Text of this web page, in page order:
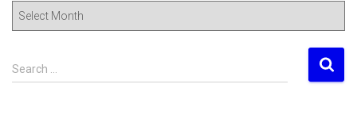
S
e
Search …